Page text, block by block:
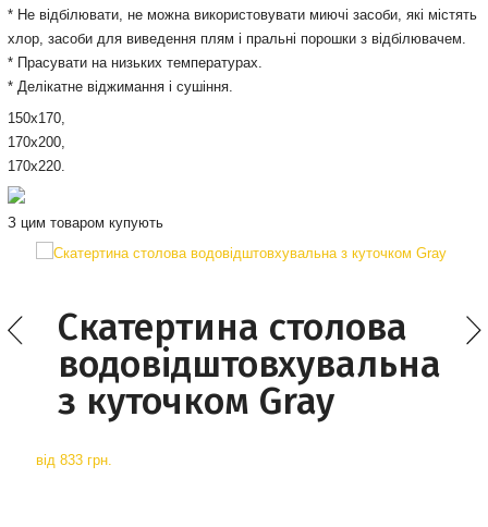
* Не відбілювати, не можна використовувати миючі засоби, які містять
хлор, засоби для виведення плям і пральні порошки з відбілювачем.
* Прасувати на низьких температурах.
* Делікатне віджимання і сушіння.
150х170,
170х200,
170х220.
З цим товаром купують
Скатертина столова
водовідштовхувальна
з куточком Gray
від 833 грн.